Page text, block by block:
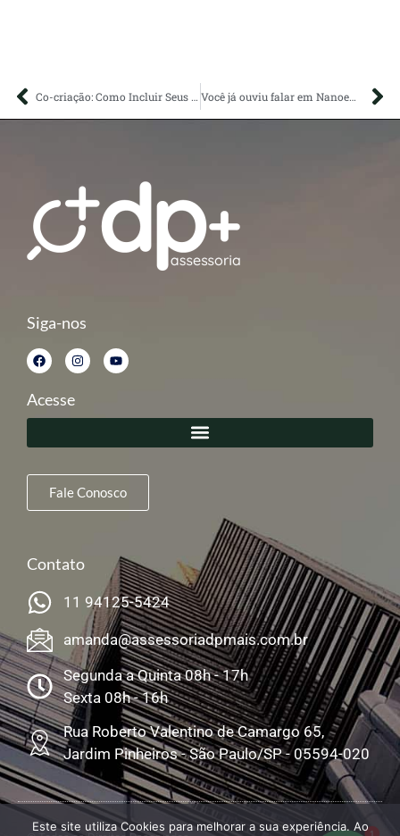
Co-criação: Como Incluir Seus Clientes no Processo de Inovação Você já ouviu falar em Nanoempreendedorismo?
Siga-nos
Acesse
Fale Conosco
Contato
11 94125-5424
amanda@assessoriadpmais.com.br
Segunda a Quinta 08h - 17h
Sexta 08h - 16h
Rua Roberto Valentino de Camargo 65,
Jardim Pinheiros - São Paulo/SP - 05594-020
Este site utiliza Cookies para melhorar a sua experiência. Ao 1